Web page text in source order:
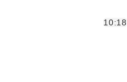
10:18